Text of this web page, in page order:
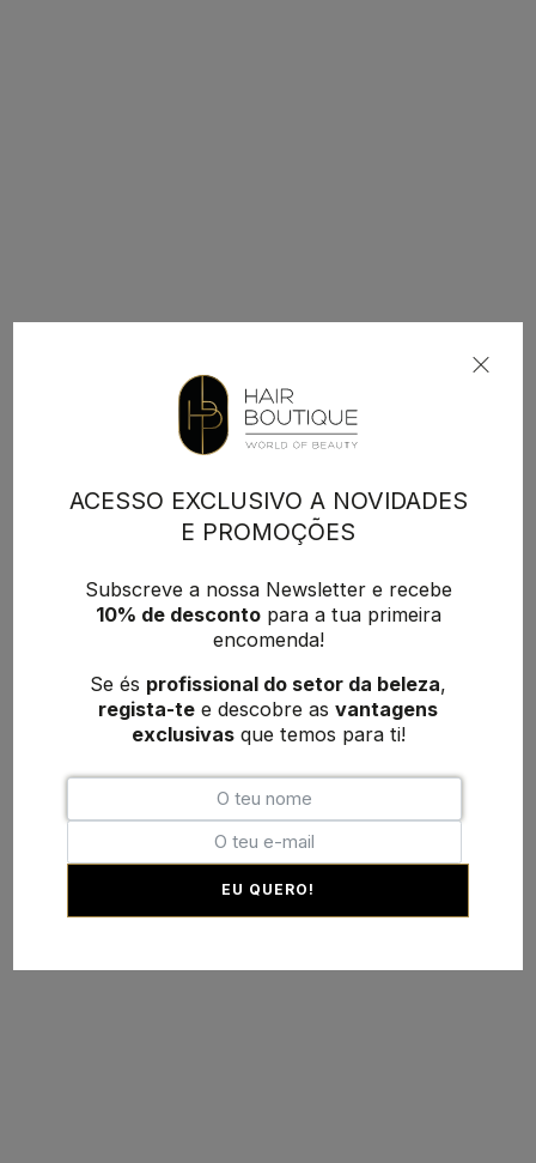
ACESSO EXCLUSIVO A NOVIDADES
E PROMOÇÕES
Subscreve a nossa Newsletter e recebe
10% de descontopara a tua primeira
encomenda!
Se és profissional do setor da beleza,
regista-te e descobre as vantagens
exclusivasque temos para ti!
EU QUERO!